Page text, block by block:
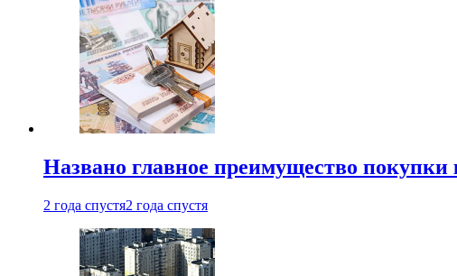
Названо главное преимущество
2 года спустя2 года спустя